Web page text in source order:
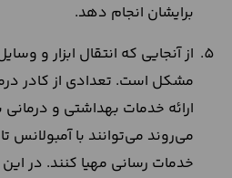
برایشان انجام دهد.
از آنجایی که انتقال ابزار و
مشکل است. تعدادی از کادر
ارائه خدمات بهداشتی و درمانی
می‌روند می‌توانند با آمبولانس
خدمات رسانی مهیا کنند. در